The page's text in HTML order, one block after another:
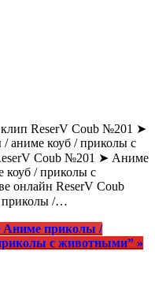
ReserV Coub №201 ➤
аниме коуб / приколы с
Coub №201 ➤ Аниме
коуб / приколы с
онлайн ReserV Coub
/…
Аниме приколы /
с животными” »